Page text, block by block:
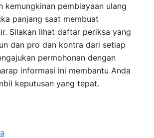
kemungkinan pembiayaan ulang
panjang saat membuat
Silakan lihat daftar periksa yang
dan pro dan kontra dari setiap
permohonan dengan
informasi ini membantu Anda
keputusan yang tepat.